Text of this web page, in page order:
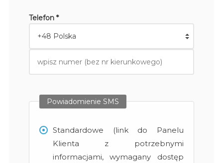
Telefon *
Powiadomienie SMS
Standardowe (link do Panelu
Klienta z potrzebnymi
informacjami, wymagany dostęp